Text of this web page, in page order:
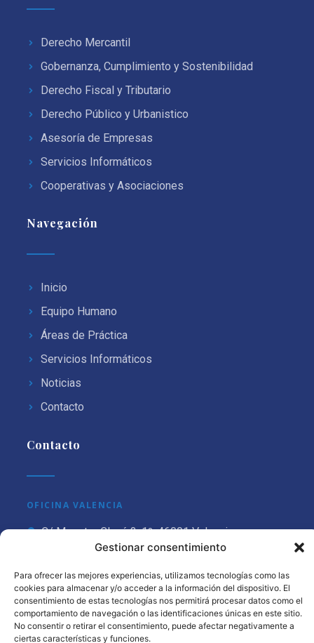
Gestionar consentimiento
Para ofrecer las mejores experiencias, utilizamos tecnologías como las
cookies para almacenar y/o acceder a la información del dispositivo. El
consentimiento de estas tecnologías nos permitirá procesar datos como el
comportamiento de navegación o las identificaciones únicas en este sitio.
No consentir o retirar el consentimiento, puede afectar negativamente a
ciertas características y funciones.
Derecho Mercantil
Gobernanza, Cumplimiento y Sostenibilidad
Derecho Fiscal y Tributario
Derecho Público y Urbanistico
Asesoría de Empresas
Servicios Informáticos
Cooperativas y Asociaciones
Navegación
Inicio
Equipo Humano
Áreas de Práctica
Servicios Informáticos
Noticias
Contacto
Contacto
OFICINA VALENCIA
C/ Maestro Clavé 3, 1º, 46001 Valencia
C/ Núñez de Balboa 115 bis, 3ºC, 28006 Madrid